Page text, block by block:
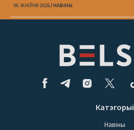
06 ЖНІЎНЯ 2026 НАВІНЫ
Катэгорыі
Навіны